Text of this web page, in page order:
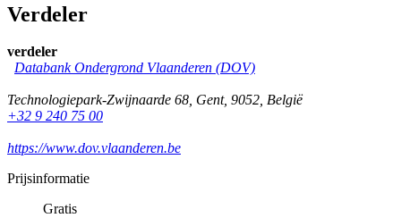
Verdeler
verdeler
Databank Ondergrond Vlaanderen (DOV)
Technologiepark-Zwijnaarde 68, Gent, 9052, België
+32 9 240 75 00
https://www.dov.vlaanderen.be
Prijsinformatie
Gratis